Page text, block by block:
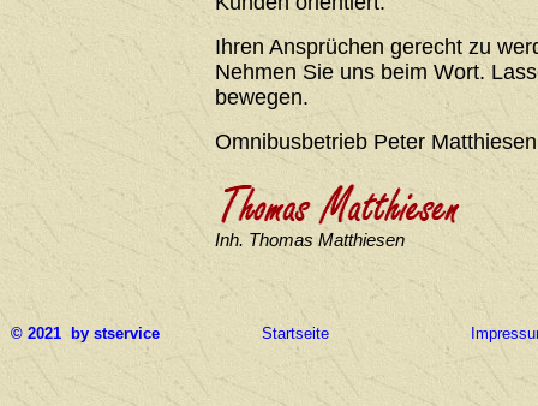
Ihren Ansprüchen gerecht zu
Nehmen Sie uns beim Wort.
bewegen.
Omnibusbetrieb Peter Matthiesen
Inh. Thomas Matthiesen
© 2021 by stservice Startseite